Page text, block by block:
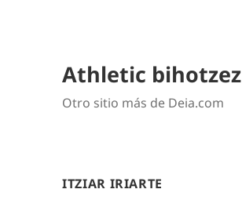
Athletic bihotzez
Otro sitio más de Deia.com
ITZIAR IRIARTE